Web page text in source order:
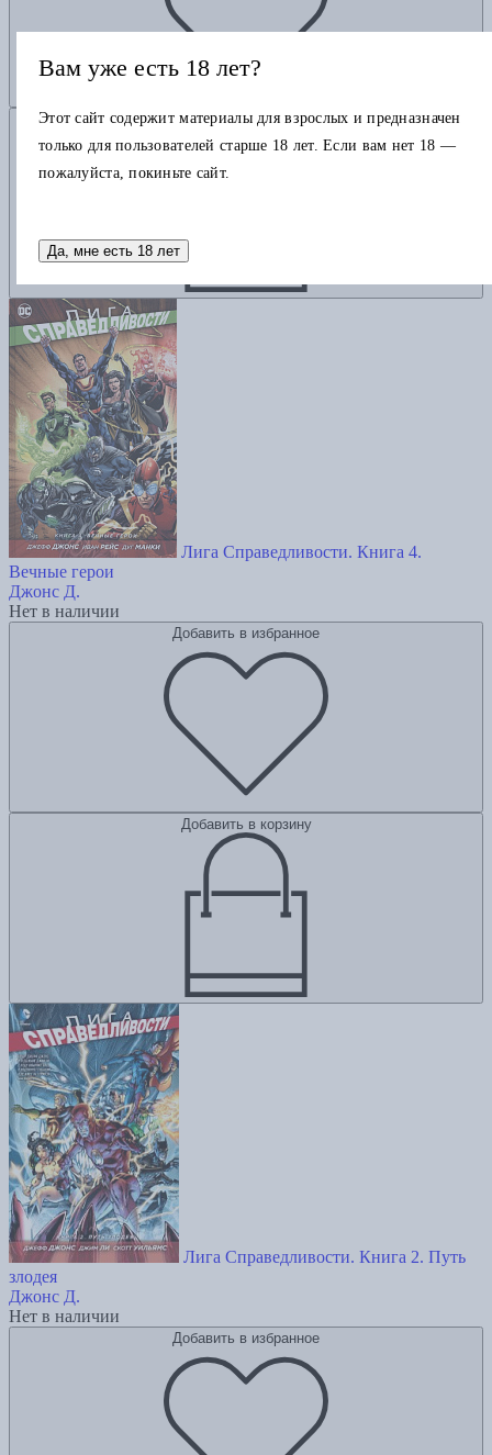
Добавить в корзину
Лига Справедливости. Книга 4.
Вечные герои
Джонс Д.
Нет в наличии
Добавить в избранное
Добавить в корзину
Лига Справедливости. Книга 2. Путь
злодея
Джонс Д.
Нет в наличии
Добавить в избранное
Вам уже есть 18 лет?
Этот сайт содержит материалы для взрослых и предназначен
только для пользователей старше 18 лет. Если вам нет 18 —
пожалуйста, покиньте сайт.
Да, мне есть 18 лет